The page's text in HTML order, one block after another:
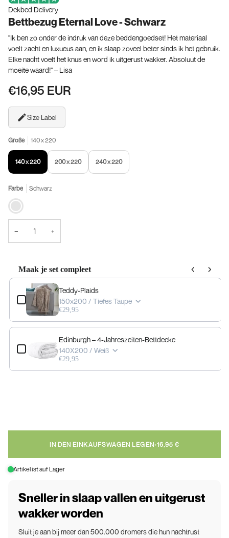
Dekbed Delivery
Bettbezug Eternal Love - Schwarz
"Ik ben zo onder de indruk van deze beddengoedset! Het materiaal
voelt zacht en luxueus aan, en ik slaap zoveel beter sinds ik het gebruik.
Elke nacht voelt het knus en word ik uitgerust wakker. Absoluut de
moeite waard!" – Lisa
€16,95 EUR
Size Label
Größe 140 x 220
140 x 220 200 x 220 240 x 220
Farbe Schwarz
Schwarz
− +
Maak je set compleet
Use the Previous and Next buttons to navigate through product add-ons, or
Teddy-Plaids
150x200 / Tiefes Taupe
€29,95
Edinburgh – 4-Jahreszeiten-Bettdecke
140X200 / Weiß
€29,95
IN DEN EINKAUFSWAGEN LEGEN•16,95 €
Artikel ist auf Lager
Sneller in slaap vallen en uitgerust
wakker worden
Sluit je aan bij meer dan 500.000 dromers die hun nachtrust